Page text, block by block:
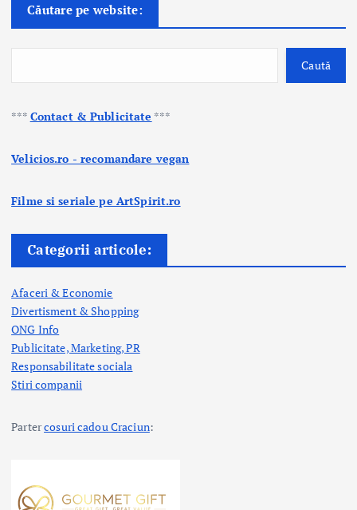
Căutare pe website:
Caută
*** Contact & Publicitate ***
Velicios.ro - recomandare vegan
Filme si seriale pe ArtSpirit.ro
Categorii articole:
Afaceri & Economie
Divertisment & Shopping
ONG Info
Publicitate, Marketing, PR
Responsabilitate sociala
Stiri companii
Partercosuri cadou Craciun: